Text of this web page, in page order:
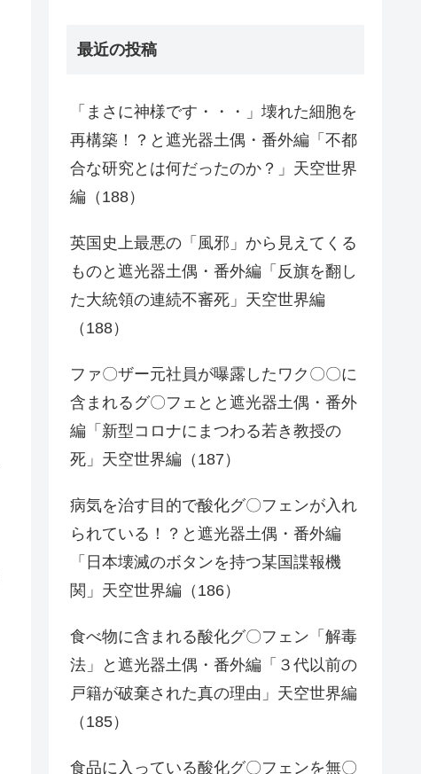
最近の投稿
「まさに神様です・・・」壊れた細胞を
再構築！？と遮光器土偶・番外編「不都
合な研究とは何だったのか？」天空世界
編（188）
英国史上最悪の「風邪」から見えてくる
ものと遮光器土偶・番外編「反旗を翻し
た大統領の連続不審死」天空世界編
（188）
ファ〇ザー元社員が曝露したワク〇〇に
含まれるグ〇フェとと遮光器土偶・番外
編「新型コロナにまつわる若き教授の
死」天空世界編（187）
病気を治す目的で酸化グ〇フェンが入れ
られている！？と遮光器土偶・番外編
「日本壊滅のボタンを持つ某国諜報機
関」天空世界編（186）
食べ物に含まれる酸化グ〇フェン「解毒
法」と遮光器土偶・番外編「３代以前の
戸籍が破棄された真の理由」天空世界編
（185）
食品に入っている酸化グ〇フェンを無〇